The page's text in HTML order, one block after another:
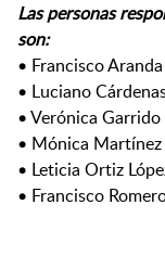
Las personas
son:
• Francisco
• Luciano
• Verónica
• Mónica Martínez
• Leticia Ortiz
• Francisco